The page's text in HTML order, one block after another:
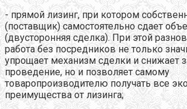
- прямой лизинг, при котором
(поставщик) самостоятельно сдает
(двусторонняя сделка). При этой
работа без посредников не только
упрощает механизм сделки и снижает
проведение, но и позволяет самому
товаропроизводителю получать все
преимущества от лизинга;